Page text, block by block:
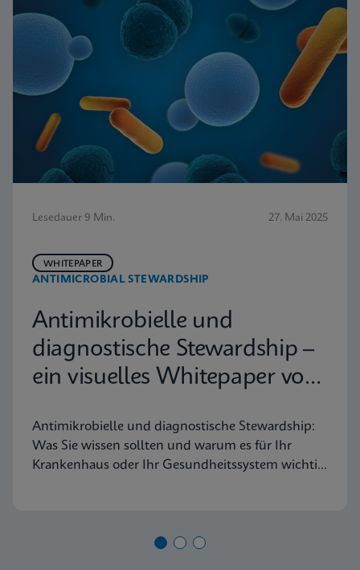
Lesedauer 9 Min. 27. Mai 2025
ANTIMICROBIAL STEWARDSHIP
WHITEPAPER
Antimikrobielle und
diagnostische Stewardship –
ein visuelles Whitepaper von
Antimikrobielle und diagnostische Stewardship:
Was Sie wissen sollten und warum es für Ihr
Krankenhaus oder Ihr Gesundheitssystem wichtig